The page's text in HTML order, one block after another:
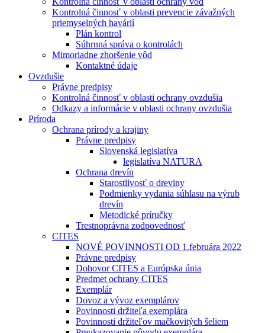
Kontrolná činnosť v oblasti prevencie závažných
priemyselných havárií
Plán kontrol
Súhrnná správa o kontrolách
Mimoriadne zhoršenie vôd
Kontaktné údaje
Ovzdušie
Právne predpisy
Kontrolná činnosť v oblasti ochrany ovzdušia
Odkazy a informácie v oblasti ochrany ovzdušia
Príroda
Ochrana prírody a krajiny
Právne predpisy
Slovenská legislatíva
legislatíva NATURA
Ochrana drevín
Starostlivosť o dreviny
Podmienky vydania súhlasu na výrub
drevín
Metodické príručky
Trestnoprávna zodpovednosť
CITES
NOVÉ POVINNOSTI OD 1.februára 2022
Právne predpisy
Dohovor CITES a Európska únia
Predmet ochrany CITES
Exemplár
Dovoz a vývoz exemplárov
Povinnosti držiteľa exemplára
Povinnosti držiteľov mačkovitých šeliem